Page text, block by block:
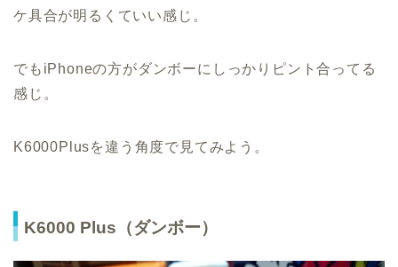
ケ具合が明るくていい感じ。
でもiPhoneの方がダンボーにしっかりピント合ってる
感じ。
K6000Plusを違う角度で見てみよう。
K6000 Plus（ダンボー）